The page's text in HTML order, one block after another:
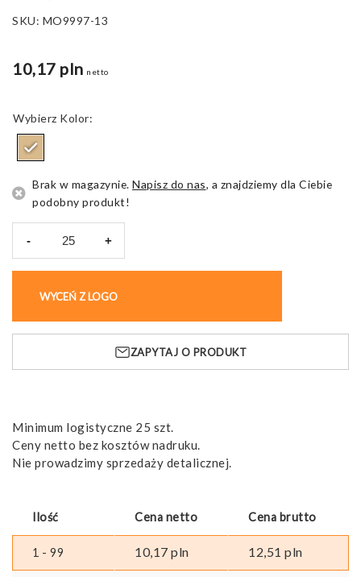
SKU: MO9997-13
10,17 pln netto
Kolor
Brak w magazynie. Napisz do nas, a znajdziemy dla Ciebie
podobny produkt!
-
Unipad,
z
2
+
WYCEŃ Z LOGO
ZAPYTAJ O PRODUKT
Minimum logistyczne 25 szt.
Ceny netto bez kosztów nadruku.
Nie prowadzimy sprzedaży detalicznej.
Ilość Cena netto Cena brutto
1 - 99 10,17 pln 12,51 pln